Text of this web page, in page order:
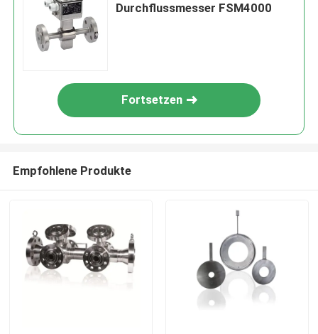
Durchflussmesser FSM4000
Fortsetzen
Empfohlene Produkte